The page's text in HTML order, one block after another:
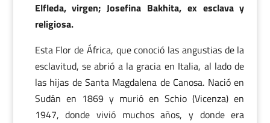
Elfleda, virgen; Josefina Bakhita, ex esclava y
religiosa.
Esta Flor de África, que conoció las angustias de la
esclavitud, se abrió a la gracia en Italia, al lado de
las hijas de Santa Magdalena de Canosa. Nació en
Sudán en 1869 y murió en Schio (Vicenza) en
1947, donde vivió muchos años, y donde era